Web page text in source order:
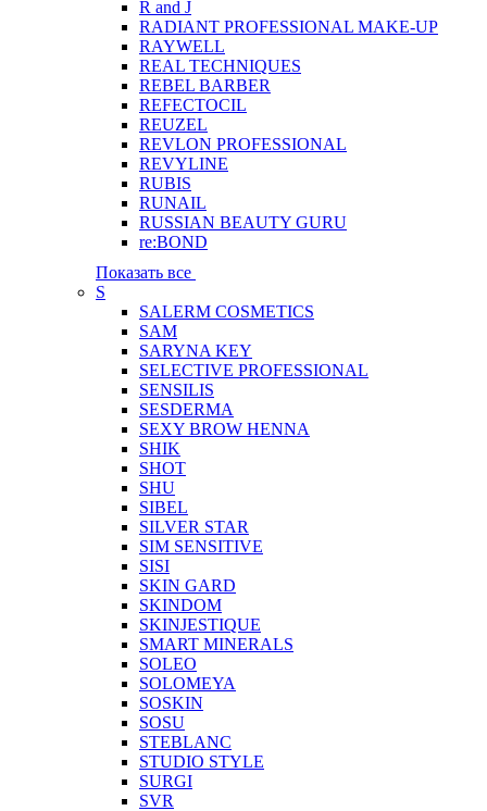
R and J
RADIANT PROFESSIONAL MAKE-UP
RAYWELL
REAL TECHNIQUES
REBEL BARBER
REFECTOCIL
REUZEL
REVLON PROFESSIONAL
REVYLINE
RUBIS
RUNAIL
RUSSIAN BEAUTY GURU
re:BOND
Показать все
S
SALERM COSMETICS
SAM
SARYNA KEY
SELECTIVE PROFESSIONAL
SENSILIS
SESDERMA
SEXY BROW HENNA
SHIK
SHOT
SHU
SIBEL
SILVER STAR
SIM SENSITIVE
SISI
SKIN GARD
SKINDOM
SKINJESTIQUE
SMART MINERALS
SOLEO
SOLOMEYA
SOSKIN
SOSU
STEBLANC
STUDIO STYLE
SURGI
SVR